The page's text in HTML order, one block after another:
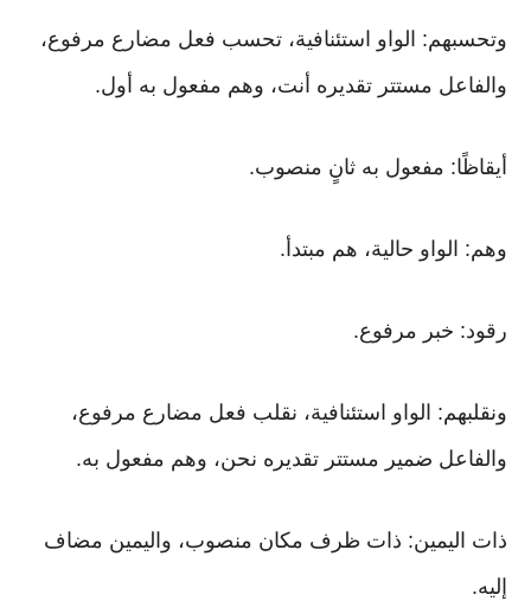
وتحسبهم: الواو استئنافية، تحسب فعل مضارع مرفوع،
والفاعل مستتر تقديره أنت، وهم مفعول به أول.
أيقاظًا: مفعول به ثانٍ منصوب.
وهم: الواو حالية، هم مبتدأ.
رقود: خبر مرفوع.
ونقلبهم: الواو استئنافية، نقلب فعل مضارع مرفوع،
والفاعل ضمير مستتر تقديره نحن، وهم مفعول به.
ذات اليمين: ذات ظرف مكان منصوب، واليمين مضاف
إليه.